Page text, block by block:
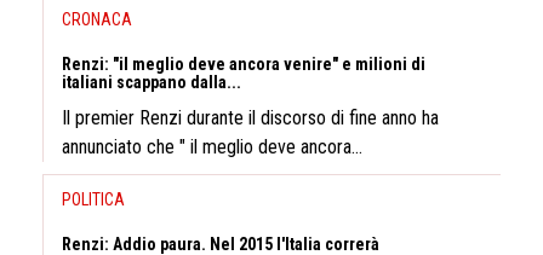
CRONACA
Renzi: "il meglio deve ancora venire" e milioni di
italiani scappano dalla...
Il premier Renzi durante il discorso di fine anno ha
annunciato che " il meglio deve ancora...
POLITICA
Renzi: Addio paura. Nel 2015 l'Italia correrà